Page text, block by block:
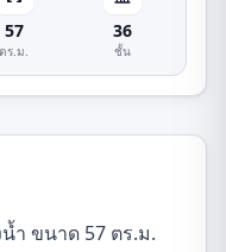
57
ตร.ม.
36
ชั้น
ำ ขนาด 57 ตร.ม.